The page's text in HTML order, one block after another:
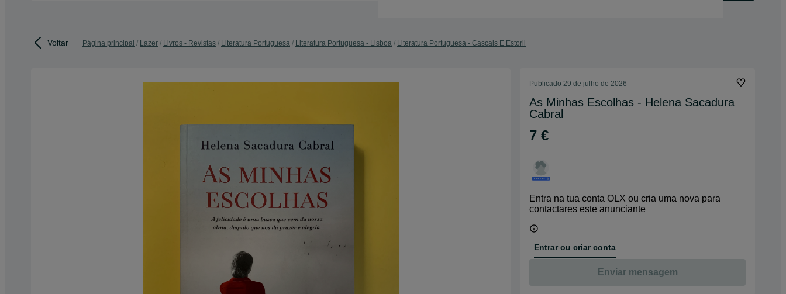
Voltar Página principal Lazer Livros - Revistas Literatura Portuguesa Literatura Portuguesa - Lisboa Literatura Portuguesa - Cascais E Estoril
Publicado 29 de julho de 2026
As Minhas Escolhas - Helena Sacadura
Cabral
7 €
Entra na tua conta OLX ou cria uma nova para
contactares este anunciante
Entrar ou criar conta
Enviar mensagem